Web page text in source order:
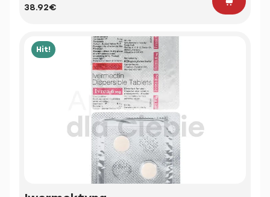
38.92€
Hit!